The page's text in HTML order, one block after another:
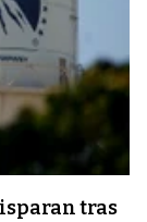
tras